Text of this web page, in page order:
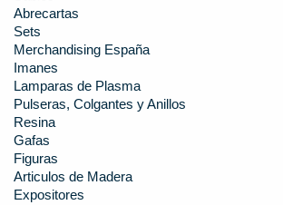
Abrecartas
Sets
Merchandising España
Imanes
Lamparas de Plasma
Pulseras, Colgantes y Anillos
Resina
Gafas
Figuras
Articulos de Madera
Expositores